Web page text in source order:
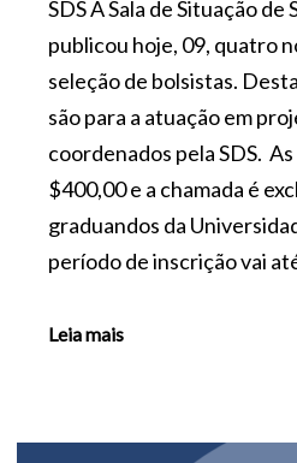
SDS A Sala de Situação de
publicou hoje, 09, quatro
seleção de bolsistas.
são para a atuação em
coordenados pela SDS. As
$400,00 e a chamada é
graduandos da
período de inscrição vai
Leia mais